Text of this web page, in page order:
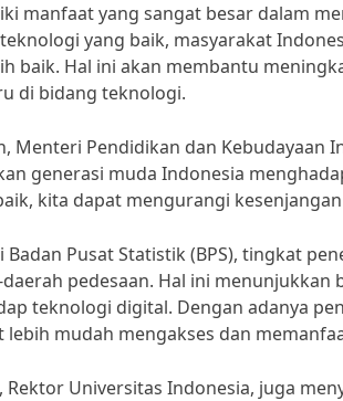
manfaat yang sangat besar dalam
yang baik, masyarakat
baik. Hal ini akan membantu
di bidang teknologi.
Menteri Pendidikan dan Kebudayaan
generasi muda Indonesia
kita dapat mengurangi
Pusat Statistik (BPS), tingkat
pedesaan. Hal ini menunjukkan
teknologi digital. Dengan adanya
lebih mudah mengakses dan
Rektor Universitas Indonesia, juga